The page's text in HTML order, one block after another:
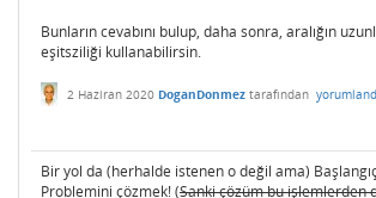
Bunların cevabını bulup, daha sonra, aralığın
eşitsziliği kullanabilirsin.
2 Haziran 2020 DoganDonmez tarafından
Bir yol da (herhalde istenen o değil ama)
Problemini çözmek! (Sanki çözüm bu işlemlerden